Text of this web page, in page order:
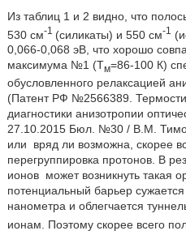
Из таблиц 1 и 2 видно, что
530 см-1 (силикаты) и 550 см-1
0,066-0,068 эВ, что хорошо
максимума №1 (Тм=86-100 К)
обусловленного релаксацией
(Патент РФ №2566389.
диагностики анизотропии
27.10.2015 Бюл. №30 / В.М.
или
вряд ли возможна, скорее
перегруппировка протонов. В
ионов может возникнуть такая
потенциальный барьер
нанометра и облегчается
ионам. Поэтому скорее всего